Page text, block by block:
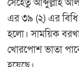
সেহেতু আব্দুল্লাহ
এর ৩৯ (২) এর
হলো। সাময়িক
খোরপোশ ভাতা